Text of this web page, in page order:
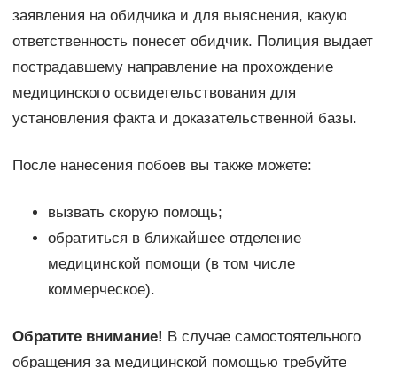
заявления на обидчика и для выяснения, какую
ответственность понесет обидчик. Полиция выдает
пострадавшему направление на прохождение
медицинского освидетельствования для
установления факта и доказательственной базы.
После нанесения побоев вы также можете:
вызвать скорую помощь;
обратиться в ближайшее отделение
медицинской помощи (в том числе
коммерческое).
Обратите внимание! В случае самостоятельного
обращения за медицинской помощью требуйте